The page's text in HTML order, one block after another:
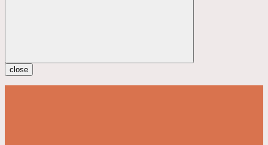
close